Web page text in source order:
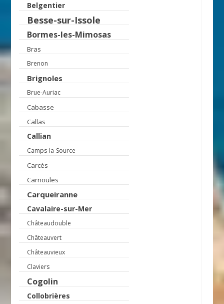
Belgentier
Besse-sur-Issole
Bormes-les-Mimosas
Bras
Brenon
Brignoles
Brue-Auriac
Cabasse
Callas
Callian
Camps-la-Source
Carcès
Carnoules
Carqueiranne
Cavalaire-sur-Mer
Châteaudouble
Châteauvert
Châteauvieux
Claviers
Cogolin
Collobrières